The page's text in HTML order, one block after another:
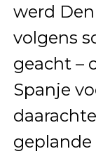
werd
volgens
geacht –
Spanje